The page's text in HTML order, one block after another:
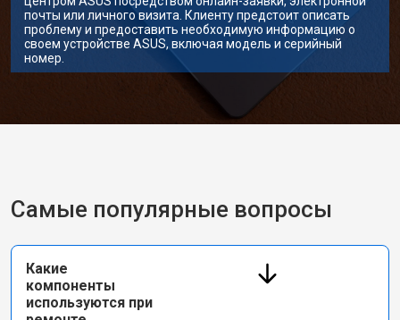
почты или личного визита. Клиенту предстоит описать
проблему и предоставить необходимую информацию о
своем устройстве ASUS, включая модель и серийный
номер.
Самые популярные вопросы
Какие
компоненты
используются при